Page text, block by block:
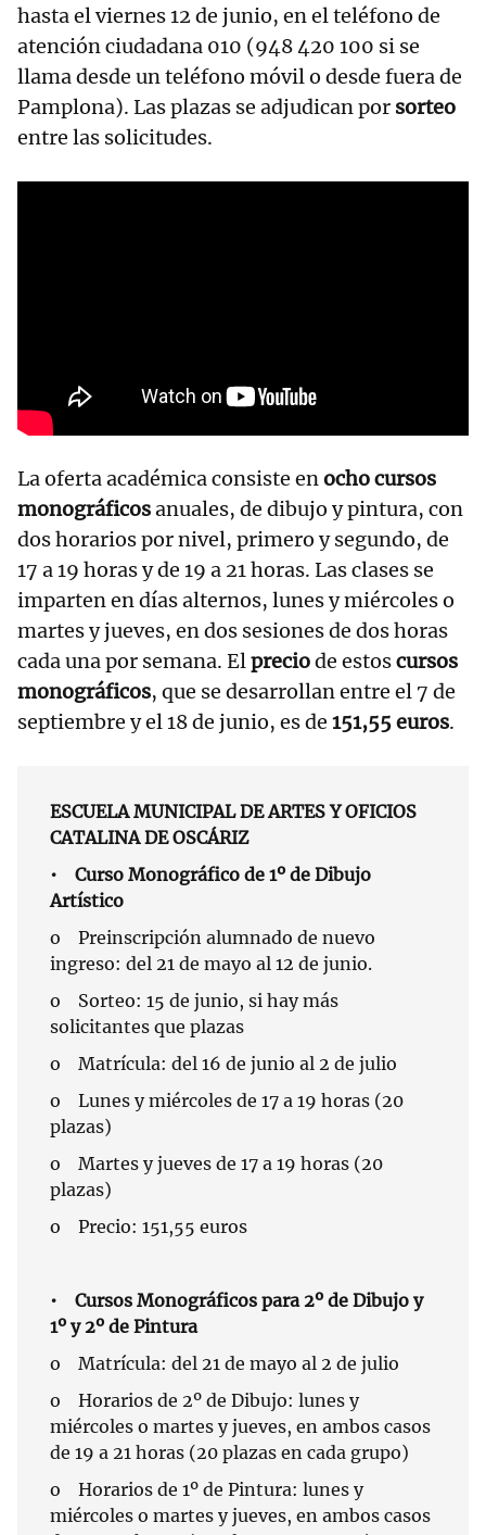
hasta el viernes 12 de junio, en el teléfono de
atención ciudadana 010 (948 420 100 si se
llama desde un teléfono móvil o desde fuera de
Pamplona). Las plazas se adjudican por sorteo
entre las solicitudes.
La oferta académica consiste enocho cursos
monográficosanuales, de dibujo y pintura, con
dos horarios por nivel, primero y segundo, de
17 a 19 horas y de 19 a 21 horas. Las clases se
imparten en días alternos, lunes y miércoles o
martes y jueves, en dos sesiones de dos horas
cada una por semana. Elpreciode estoscursos
monográficos, que se desarrollan entre el 7 de
septiembre y el 18 de junio, es de 151,55 euros.
ESCUELA MUNICIPAL DE ARTES Y OFICIOS
CATALINA DE OSCÁRIZ
• Curso Monográfico de 1º de Dibujo
Artístico
o Preinscripción alumnado de nuevo
ingreso: del 21 de mayo al 12 de junio.
o Sorteo: 15 de junio, si hay más
solicitantes que plazas
o Matrícula: del 16 de junio al 2 de julio
o Lunes y miércoles de 17 a 19 horas (20
plazas)
o Martes y jueves de 17 a 19 horas (20
plazas)
o Precio: 151,55 euros
• Cursos Monográficos para 2º de Dibujo y
1º y 2º de Pintura
o Matrícula: del 21 de mayo al 2 de julio
o Horarios de 2º de Dibujo: lunes y
miércoles o martes y jueves, en ambos casos
de 19 a 21 horas (20 plazas en cada grupo)
o Horarios de 1º de Pintura: lunes y
miércoles o martes y jueves, en ambos casos